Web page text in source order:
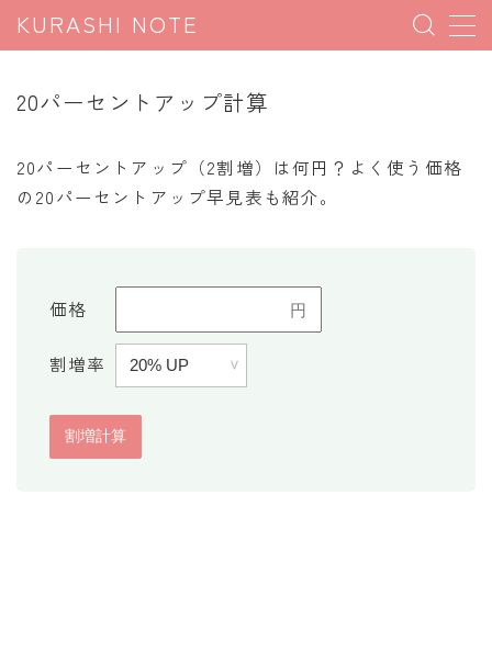
KURASHI NOTE
暮らしの豆知識
パソコン豆知識
今日のこよみ
割引計算
20パーセントアップ計算
20パーセントアップ（2割増）は何円？よく使う価格
の20パーセントアップ早見表も紹介。
価格
割増率